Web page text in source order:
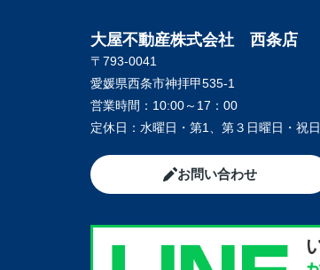
大屋不動産株式会社 西条店
〒793-0041
愛媛県西条市神拝甲535-1
営業時間： 10:00～17：00
定休日： 水曜日・第1、第３日曜日・祝日
お問い合わせ